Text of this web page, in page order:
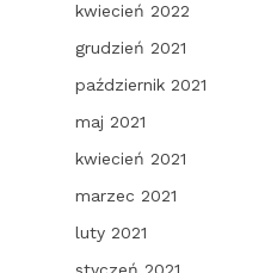
kwiecień 2022
grudzień 2021
październik 2021
maj 2021
kwiecień 2021
marzec 2021
luty 2021